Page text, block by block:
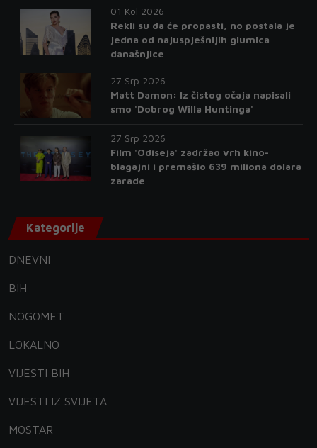
01 Kol 2026
Rekli su da će propasti, no postala je
jedna od najuspješnijih glumica
današnjice
27 Srp 2026
Matt Damon: Iz čistog očaja napisali
smo 'Dobrog Willa Huntinga'
27 Srp 2026
Film 'Odiseja' zadržao vrh kino-
blagajni i premašio 639 miliona dolara
zarade
Kategorije
DNEVNI
BIH
NOGOMET
LOKALNO
VIJESTI BIH
VIJESTI IZ SVIJETA
MOSTAR